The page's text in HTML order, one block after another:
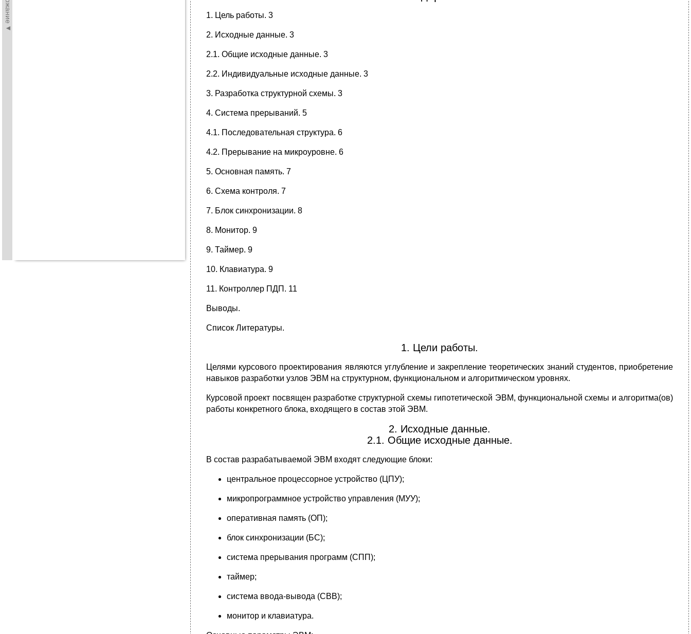
1. Цель работы. 3
2. Исходные данные. 3
2.1. Общие исходные данные. 3
2.2. Индивидуальные исходные данные. 3
3. Разработка структурной схемы. 3
4. Система прерываний. 5
4.1. Последовательная структура. 6
4.2. Прерывание на микроуровне. 6
5. Основная память. 7
6. Схема контроля. 7
7. Блок синхронизации. 8
8. Монитор. 9
9. Таймер. 9
10. Клавиатура. 9
11. Контроллер ПДП. 11
Выводы.
Список Литературы.
1. Цели работы.
Целями курсового проектирования являются углубление и закрепление теоретических знаний студентов, приобретение
навыков разработки узлов ЭВМ на структурном, функциональном и алгоритмическом уровнях.
Курсовой проект посвящен разработке структурной схемы гипотетической ЭВМ, функциональной схемы и алгоритма(ов)
работы конкретного блока, входящего в состав этой ЭВМ.
2. Исходные данные.
2.1. Общие исходные данные.
В состав разрабатываемой ЭВМ входят следующие блоки:
центральное процессорное устройство (ЦПУ);
микропрограммное устройство управления (МУУ);
оперативная память (ОП);
блок синхронизации (БС);
система прерывания программ (СПП);
таймер;
система ввода-вывода (СВВ);
монитор и клавиатура.